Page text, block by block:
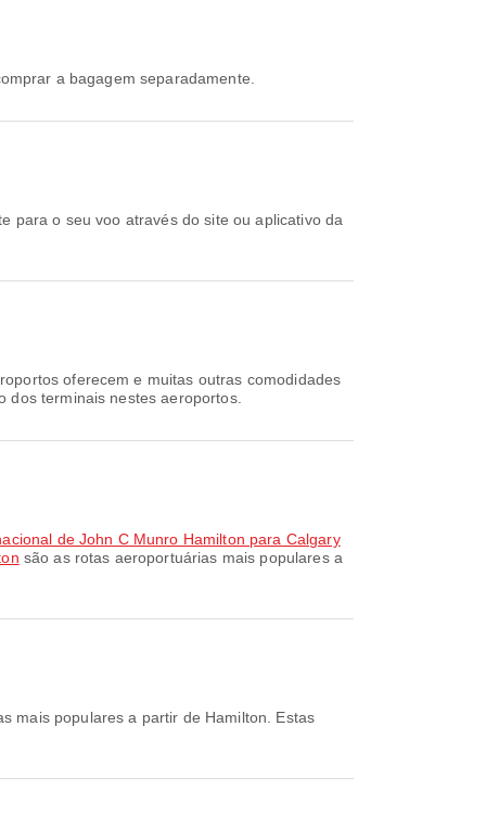
a bagagem separadamente.
oferecem e muitas outras comodidades
dos terminais nestes aeroportos.
de John C Munro Hamilton para Calgary
são as rotas aeroportuárias mais populares a
mais populares a partir de Hamilton. Estas